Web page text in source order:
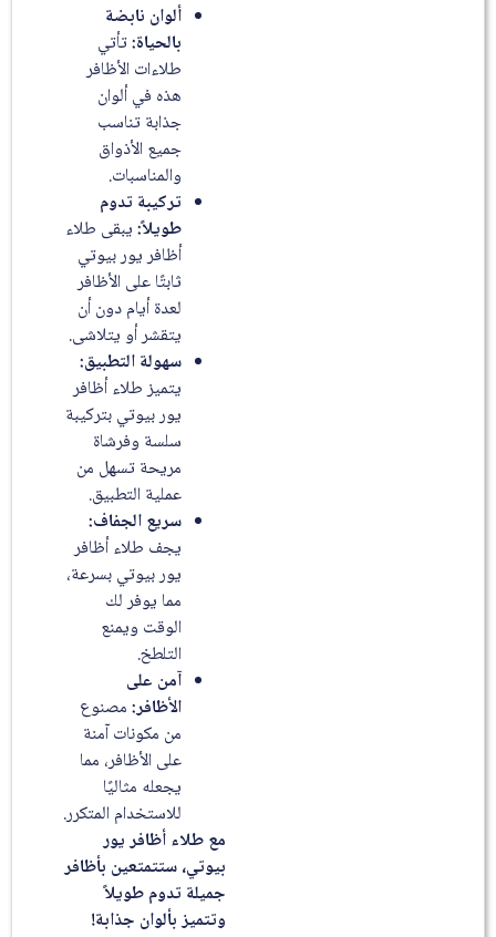
ألوان نابضة
بالحياة:تأتي
طلاءات الأظافر
هذه في ألوان
جذابة تناسب
جميع الأذواق
والمناسبات.
تركيبة تدوم
طويلاً:يبقى طلاء
أظافر يور بيوتي
ثابتًا على الأظافر
لعدة أيام دون أن
يتقشر أو يتلاشى.
سهولة التطبيق:
يتميز طلاء أظافر
يور بيوتي بتركيبة
سلسة وفرشاة
مريحة تسهل من
عملية التطبيق.
سريع الجفاف:
يجف طلاء أظافر
يور بيوتي بسرعة،
مما يوفر لك
الوقت ويمنع
التلطخ.
آمن على
الأظافر:مصنوع
من مكونات آمنة
على الأظافر، مما
يجعله مثاليًا
للاستخدام المتكرر.
مع طلاء أظافر يور
بيوتي، ستتمتعين بأظافر
جميلة تدوم طويلاً
وتتميز بألوان جذابة!